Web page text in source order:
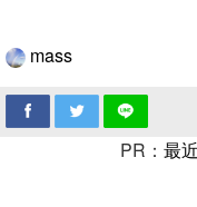
mass
PR： 最